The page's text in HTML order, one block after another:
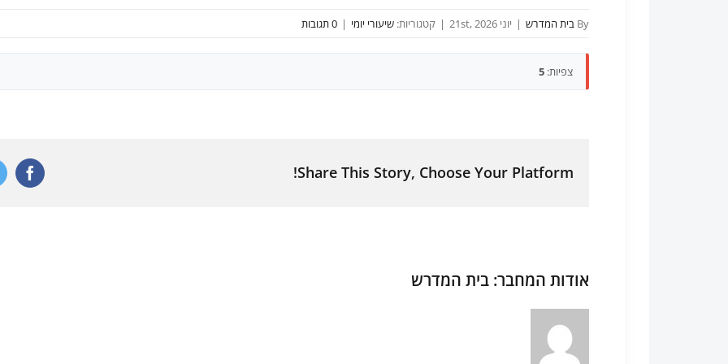
By בית המדרש | יוני 21st, 2026 | קטגוריות: שיעורי יומי | 0 תגובות
צפיות: 5
Share This Story, Choose Your Platform!
אודות המחבר: בית המדרש